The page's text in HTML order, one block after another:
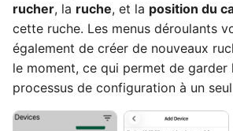
rucher, la ruche, et la position du
cette ruche. Les menus déroulants
également de créer de nouveaux
le moment, ce qui permet de garder
processus de configuration à un